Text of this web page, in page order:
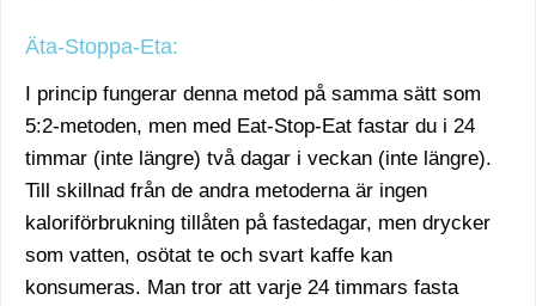
Äta-Stoppa-Eta:
I princip fungerar denna metod på samma sätt som
5:2-metoden, men med Eat-Stop-Eat fastar du i 24
timmar (inte längre) två dagar i veckan (inte längre).
Till skillnad från de andra metoderna är ingen
kaloriförbrukning tillåten på fastedagar, men drycker
som vatten, osötat te och svart kaffe kan
konsumeras. Man tror att varje 24 timmars fasta